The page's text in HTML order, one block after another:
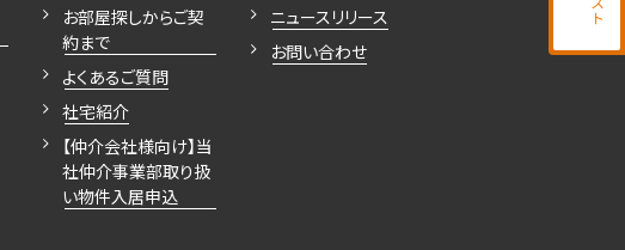
お部屋探しからご契
約まで
よくあるご質問
社宅紹介
【仲介会社様向け】当
社仲介事業部取り扱
い物件入居申込
ニュースリリース
お問い合わせ